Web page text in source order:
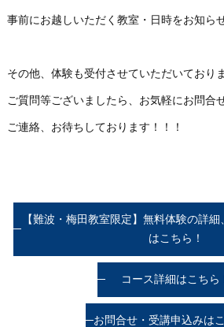
事前にお越しいただく教室・日時をお知ら
その他、体験も受付させていただいており
ご質問等ございましたら、お気軽にお問合
ご連絡、お待ちしております！！！
【難波・梅田教室限定】無料体験の詳
はこちら！
コース詳細はこちら
お問合せ・受講申込みは